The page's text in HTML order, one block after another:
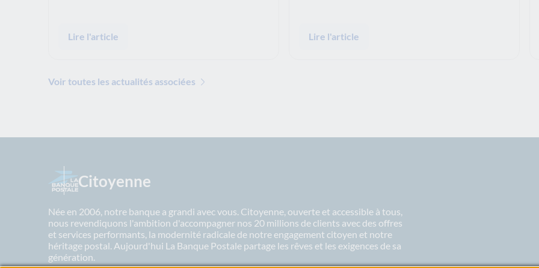
Voir toutes les actualités associées
Lire l'article Lire l'article
Citoyenne
Née en 2006, notre banque a grandi avec vous. Citoyenne, ouverte et accessible à tous,
nous revendiquons l'ambition d'accompagner nos 20 millions de clients avec des offres
et services performants, la modernité radicale de notre engagement citoyen et notre
héritage postal. Aujourd'hui La Banque Postale partage les rêves et les exigences de sa
génération.